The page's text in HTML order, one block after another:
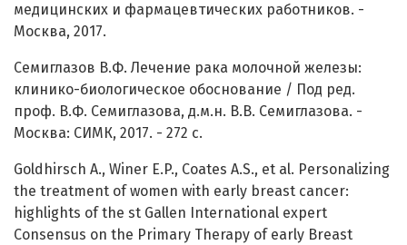
медицинских и фармацевтических работников. -
Москва, 2017.
Семиглазов В.Ф. Лечение рака молочной железы:
клинико-биологическое обоснование / Под ред.
проф. В.Ф. Семиглазова, д.м.н. В.В. Семиглазова. -
Москва: СИМК, 2017. - 272 с.
Goldhirsch A., Winer E.P., Coates A.S., et al. Personalizing
the treatment of women with early breast cancer:
highlights of the st Gallen International expert
Consensus on the Primary Therapy of early Breast